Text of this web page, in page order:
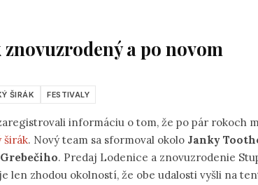
a po novom
ŠIRÁK FESTIVALY
informáciu o tom, že po pár rokoch
širák. Nový team sa sformoval okolo Janky
. Predaj Lodenice a znovuzrodenie
len zhodou okolností, že obe udalosti vyšli na